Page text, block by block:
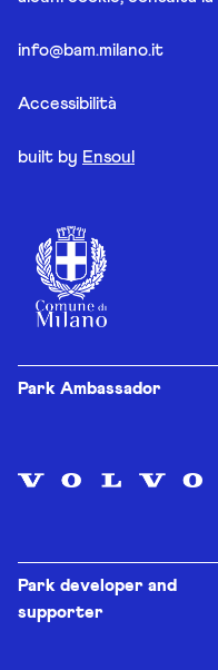
info@bam.milano.it
Accessibilità
built by Ensoul
Park Ambassador
Park developer and
supporter